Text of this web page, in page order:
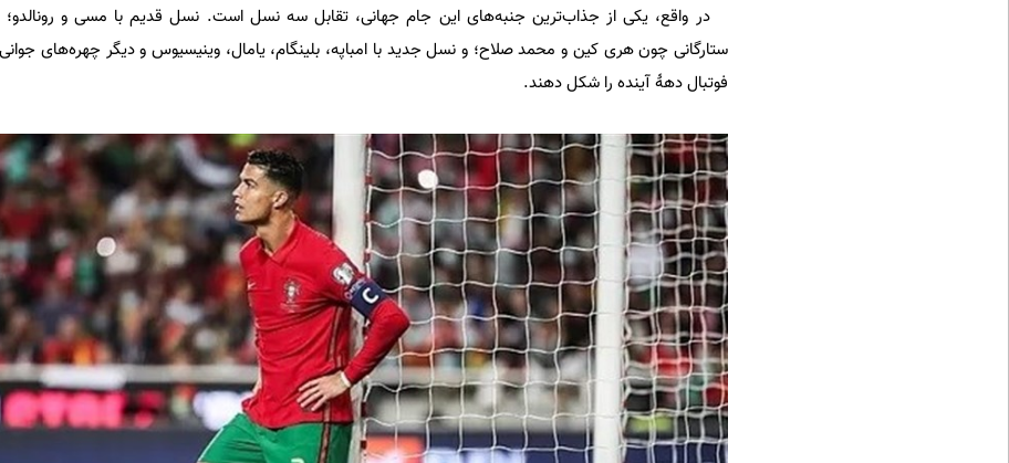
در واقع، یکی از جذاب‌ترین جنبه‌های این جام جهانی، تقابل سه نسل است. نسل قدیم با مسی و رونالدو؛
ستارگانی چون هری کین و محمد صلاح؛ و نسل جدید با امباپه، بلینگام، یامال، وینیسیوس و دیگر چهره‌های
فوتبال دهۀ آینده را شکل دهند.